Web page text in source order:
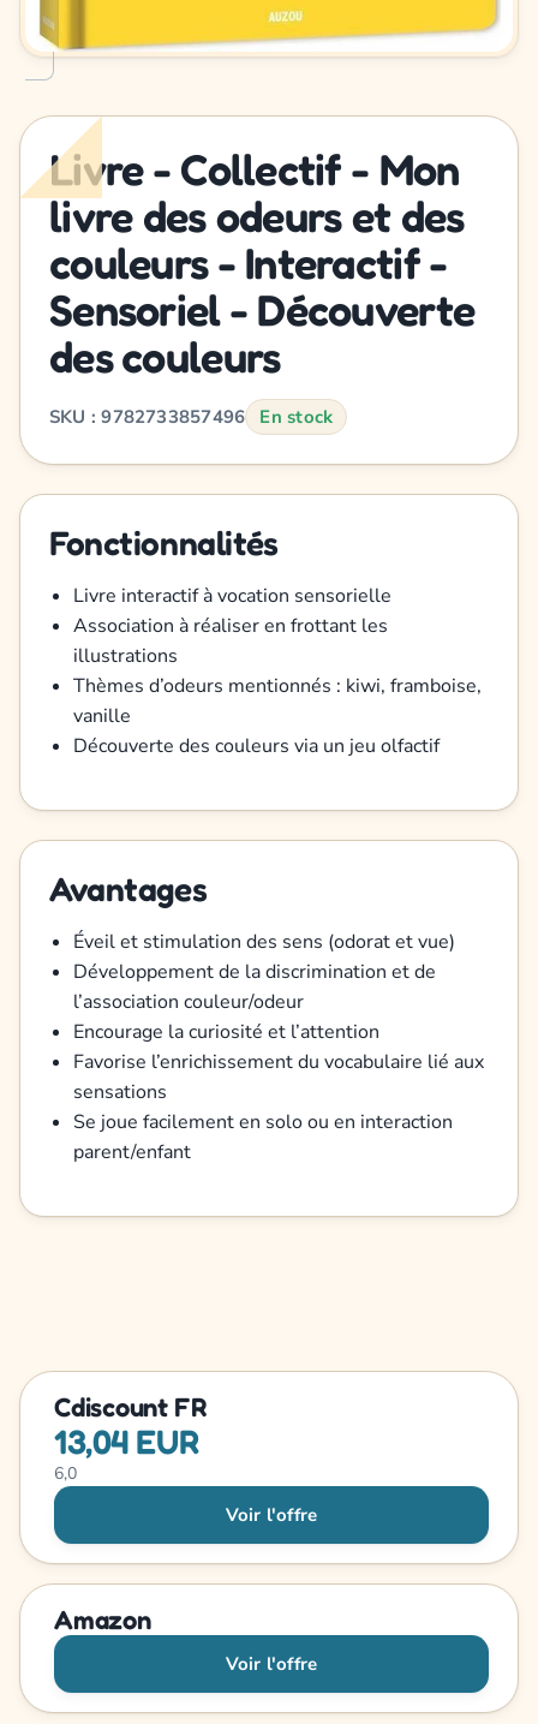
Livre - Collectif - Mon
livre des odeurs et des
couleurs - Interactif -
Sensoriel - Découverte
des couleurs
SKU : 9782733857496 En stock
Fonctionnalités
Livre interactif à vocation sensorielle
Association à réaliser en frottant les
illustrations
Thèmes d’odeurs mentionnés : kiwi, framboise,
vanille
Découverte des couleurs via un jeu olfactif
Avantages
Éveil et stimulation des sens (odorat et vue)
Développement de la discrimination et de
l’association couleur/odeur
Encourage la curiosité et l’attention
Favorise l’enrichissement du vocabulaire lié aux
sensations
Se joue facilement en solo ou en interaction
parent/enfant
Cdiscount FR
13,04 EUR
6,0
Voir l'offre
Amazon
Voir l'offre